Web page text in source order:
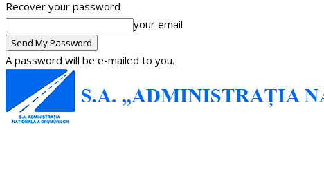
Recover your password
your email
A password will be e-mailed to you.